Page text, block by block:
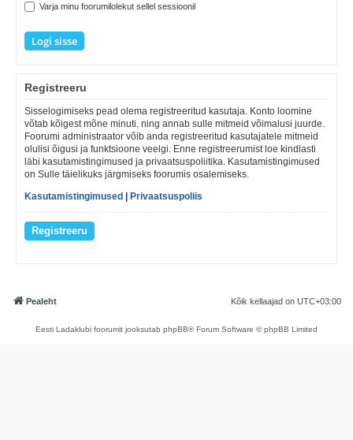
Varja minu foorumilolekut sellel sessioonil
Registreeru
Sisselogimiseks pead olema registreeritud kasutaja. Konto loomine
võtab kõigest mõne minuti, ning annab sulle mitmeid võimalusi juurde.
Foorumi administraator võib anda registreeritud kasutajatele mitmeid
olulisi õigusi ja funktsioone veelgi. Enne registreerumist loe kindlasti
läbi kasutamistingimused ja privaatsuspoliitika. Kasutamistingimused
on Sulle täielikuks järgmiseks foorumis osalemiseks.
Kasutamistingimused
Privaatsuspoliis
Registreeru
Pealeht Kõik kellaajad on UTC+03:00
Eesti Ladaklubi foorumit jooksutab phpBB® Forum Software © phpBB Limited